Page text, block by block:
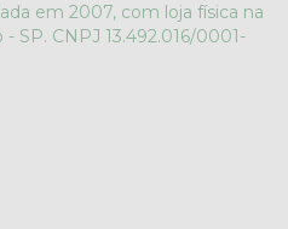
em 2007, com loja física na
SP. CNPJ 13.492.016/0001-